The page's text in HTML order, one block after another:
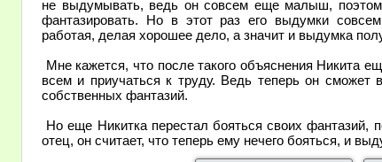
не выдумывать, ведь он совсем еще малыш,
фантазировать. Но в этот раз его выдумки
работая, делая хорошее дело, а значит и выдумка
Мне кажется, что после такого объяснения Никита
всем и приучаться к труду. Ведь теперь он
собственных фантазий.
Но еще Никитка перестал бояться своих фантазий,
отец, он считает, что теперь ему нечего бояться, и